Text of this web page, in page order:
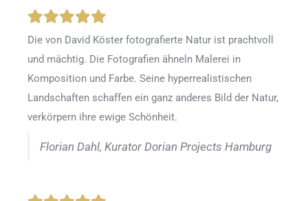
Die von David Köster fotografierte Natur ist prachtvoll
und mächtig. Die Fotografien ähneln Malerei in
Komposition und Farbe. Seine hyperrealistischen
Landschaften schaffen ein ganz anderes Bild der Natur,
verkörpern ihre ewige Schönheit.
Florian Dahl, Kurator Dorian Projects Hamburg